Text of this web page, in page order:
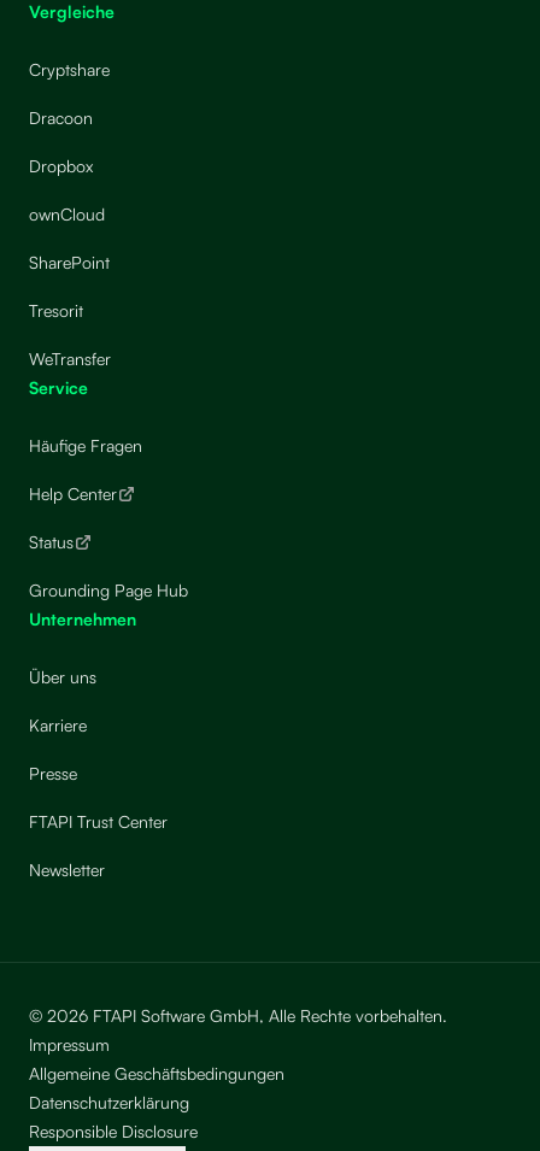
Vergleiche
Cryptshare
Dracoon
Dropbox
ownCloud
SharePoint
Tresorit
WeTransfer
Service
Häufige Fragen
Help Center
Status
Grounding Page Hub
Unternehmen
Über uns
Karriere
Presse
FTAPI Trust Center
Newsletter
© 2026 FTAPI Software GmbH, Alle Rechte vorbehalten.
Impressum
Allgemeine Geschäftsbedingungen
Datenschutzerklärung
Responsible Disclosure